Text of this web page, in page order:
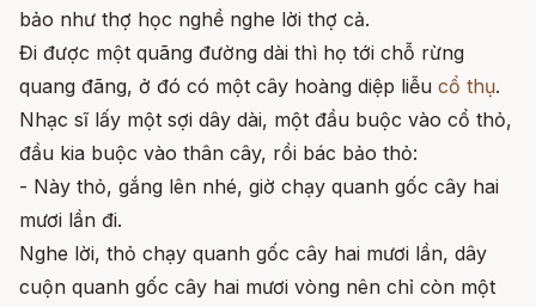
bảo như thợ học nghề nghe lời thợ cả.
Đi được một quãng đường dài thì họ tới chỗ rừng
quang đãng, ở đó có một cây hoàng diệp liễu cổ thụ.
Nhạc sĩ lấy một sợi dây dài, một đầu buộc vào cổ thỏ,
đầu kia buộc vào thân cây, rồi bác bảo thỏ:
- Này thỏ, gắng lên nhé, giờ chạy quanh gốc cây hai
mươi lần đi.
Nghe lời, thỏ chạy quanh gốc cây hai mươi lần, dây
cuộn quanh gốc cây hai mươi vòng nên chỉ còn một